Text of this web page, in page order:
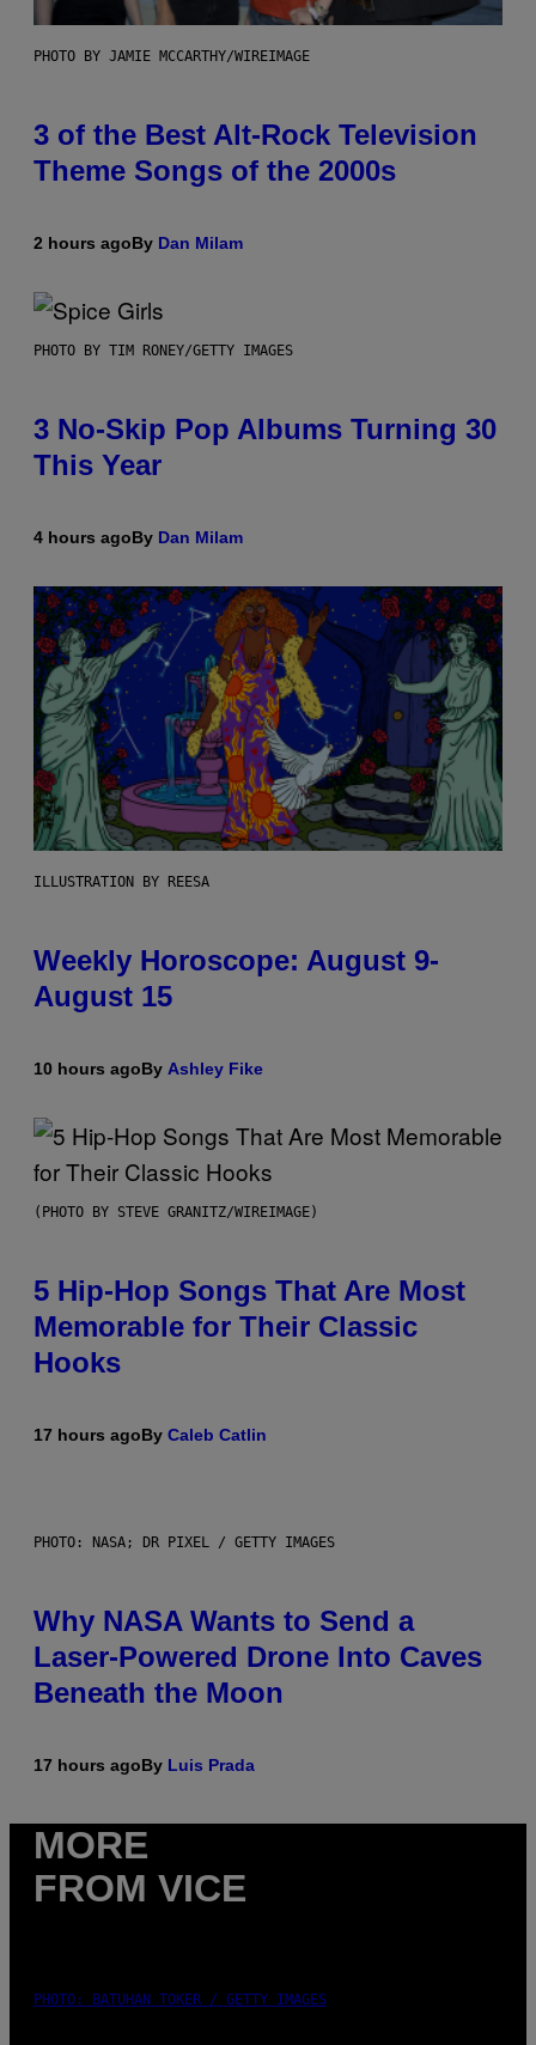
PHOTO BY JAMIE MCCARTHY/WIREIMAGE
3 of the Best Alt-Rock Television
Theme Songs of the 2000s
2 hours agoBy Dan Milam
PHOTO BY TIM RONEY/GETTY IMAGES
3 No-Skip Pop Albums Turning 30
This Year
4 hours agoBy Dan Milam
ILLUSTRATION BY REESA
Weekly Horoscope: August 9-
August 15
10 hours agoBy Ashley Fike
(PHOTO BY STEVE GRANITZ/WIREIMAGE)
5 Hip-Hop Songs That Are Most
Memorable for Their Classic
Hooks
17 hours agoBy Caleb Catlin
PHOTO: NASA; DR PIXEL / GETTY IMAGES
Why NASA Wants to Send a
Laser-Powered Drone Into Caves
Beneath the Moon
17 hours agoBy Luis Prada
MORE
FROM VICE
PHOTO: BATUHAN TOKER / GETTY IMAGES